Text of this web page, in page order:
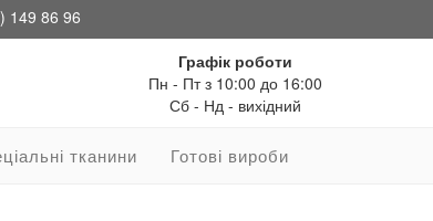
149 86 96
Графік роботи
Пн - Пт з 10:00 до 16:00
Сб - Нд - вихідний
тканини Готові вироби